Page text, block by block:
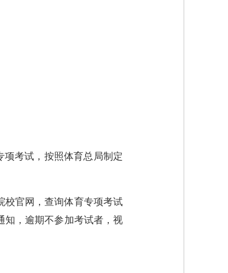
考试，按照体育总局制定
校官网，查询体育专项考试
知，逾期不参加考试者，视